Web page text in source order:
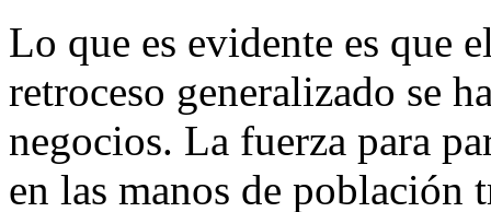
Lo que es evidente es que
retroceso generalizado se
negocios. La fuerza para
en las manos de población